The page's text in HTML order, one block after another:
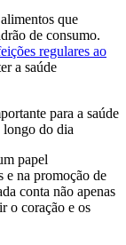
que
de consumo.
regulares ao
a saúde
papel
e na promoção de
conta não apenas
o coração e os